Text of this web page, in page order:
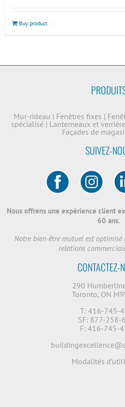
Buy product
Mur-rideau | Fenêtres fixes |
spécialisé | Lanterneaux et
Façades de
SUIVEZ-
Nous offrens une expérience client
60 ans.
Notre bien-être mutuel est optimisé
relations
CONTACTEZ-
290
Toronto, ON
T: 416-745-
SF: 877-258-
F: 416-745-
Modalités